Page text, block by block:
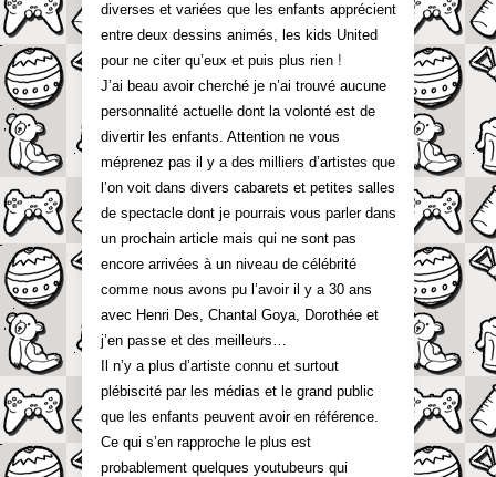
diverses et variées que les enfants apprécient
entre deux dessins animés, les kids United
pour ne citer qu’eux et puis plus rien !
J’ai beau avoir cherché je n’ai trouvé aucune
personnalité actuelle dont la volonté est de
divertir les enfants. Attention ne vous
méprenez pas il y a des milliers d’artistes que
l’on voit dans divers cabarets et petites salles
de spectacle dont je pourrais vous parler dans
un prochain article mais qui ne sont pas
encore arrivées à un niveau de célébrité
comme nous avons pu l’avoir il y a 30 ans
avec Henri Des, Chantal Goya, Dorothée et
j’en passe et des meilleurs…
Il n’y a plus d’artiste connu et surtout
plébiscité par les médias et le grand public
que les enfants peuvent avoir en référence.
Ce qui s’en rapproche le plus est
probablement quelques youtubeurs qui